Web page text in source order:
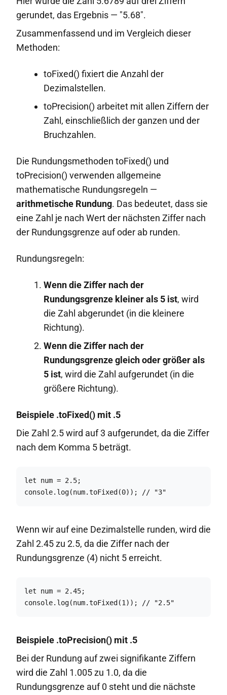
gerundet, das Ergebnis — "5.68".
Zusammenfassend und im Vergleich dieser
Methoden:
toFixed() fixiert die Anzahl der
Dezimalstellen.
toPrecision() arbeitet mit allen Ziffern der
Zahl, einschließlich der ganzen und der
Bruchzahlen.
Die Rundungsmethoden toFixed() und
toPrecision() verwenden allgemeine
mathematische Rundungsregeln —
arithmetische Rundung. Das bedeutet, dass sie
eine Zahl je nach Wert der nächsten Ziffer nach
der Rundungsgrenze auf oder ab runden.
Rundungsregeln:
Wenn die Ziffer nach der
Rundungsgrenze kleiner als 5 ist, wird
die Zahl abgerundet (in die kleinere
Richtung).
Wenn die Ziffer nach der
Rundungsgrenze gleich oder größer als
5 ist, wird die Zahl aufgerundet (in die
größere Richtung).
Beispiele .toFixed() mit .5
Die Zahl 2.5 wird auf 3 aufgerundet, da die Ziffer
nach dem Komma 5 beträgt.
let num = 2.5;
console.log(num.toFixed(0)); // "3"
Wenn wir auf eine Dezimalstelle runden, wird die
Zahl 2.45 zu 2.5, da die Ziffer nach der
Rundungsgrenze (4) nicht 5 erreicht.
let num = 2.45;
console.log(num.toFixed(1)); // "2.5"
Beispiele .toPrecision() mit .5
Bei der Rundung auf zwei signifikante Ziffern
wird die Zahl 1.005 zu 1.0, da die
Rundungsgrenze auf 0 steht und die nächste